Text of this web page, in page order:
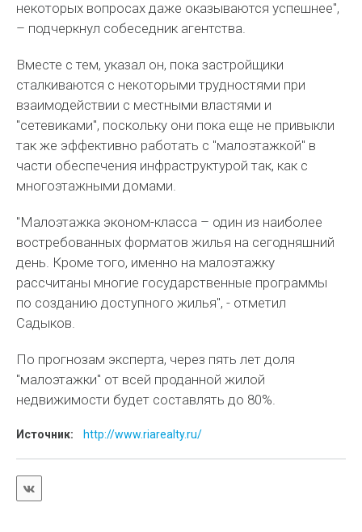
некоторых вопросах даже оказываются успешнее",
– подчеркнул собеседник агентства.
Вместе с тем, указал он, пока застройщики
сталкиваются с некоторыми трудностями при
взаимодействии с местными властями и
"сетевиками", поскольку они пока еще не привыкли
так же эффективно работать с "малоэтажкой" в
части обеспечения инфраструктурой так, как с
многоэтажными домами.
"Малоэтажка эконом-класса – один из наиболее
востребованных форматов жилья на сегодняшний
день. Кроме того, именно на малоэтажку
рассчитаны многие государственные программы
по созданию доступного жилья", - отметил
Садыков.
По прогнозам эксперта, через пять лет доля
"малоэтажки" от всей проданной жилой
недвижимости будет составлять до 80%.
Источник: http://www.riarealty.ru/